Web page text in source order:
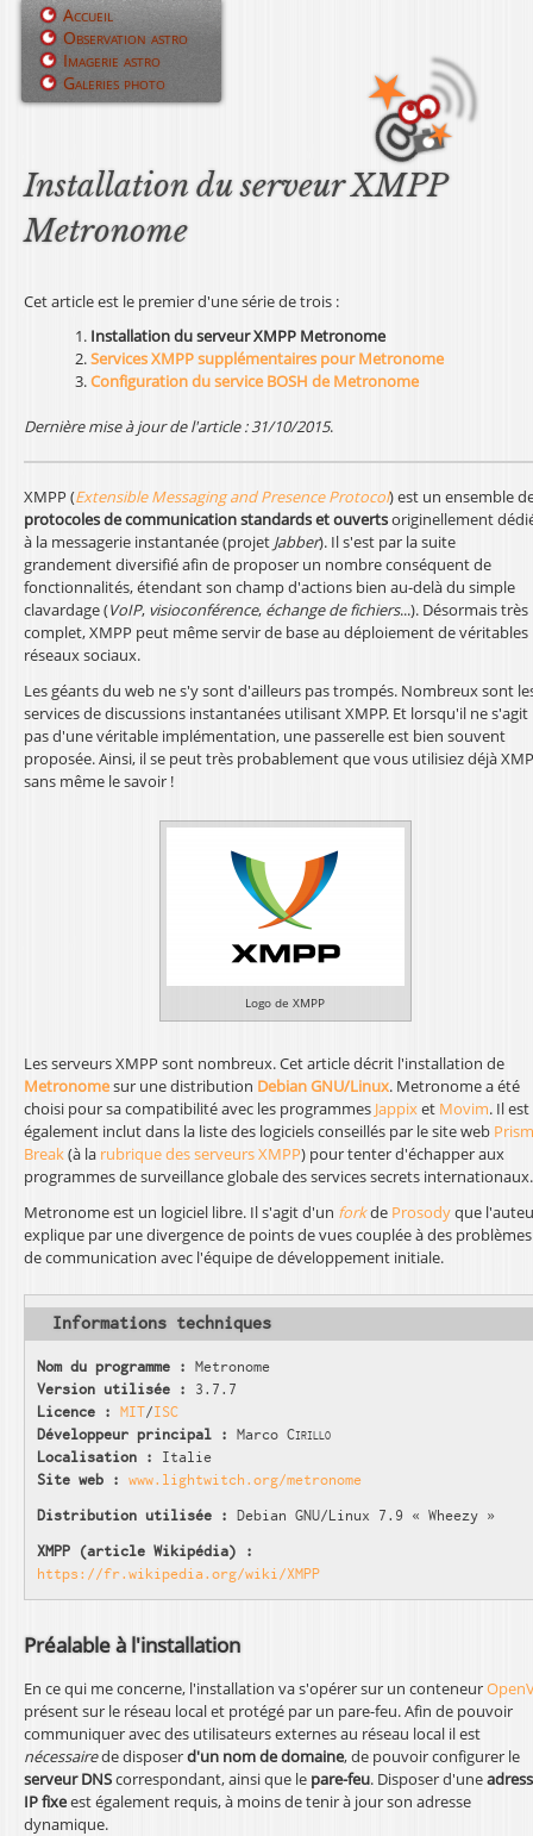
Jump to navigation
Installation du serveur XMPP
Metronome
Cet article est le premier d'une série de trois :
Installation du serveur XMPP Metronome
Services XMPP supplémentaires pour Metronome
Configuration du service BOSH de Metronome
Dernière mise à jour de l'article : 31/10/2015.
XMPP (Extensible Messaging and Presence Protocol) est un ensemble
protocoles de communication standards et ouvertsoriginellement
à la messagerie instantanée (projet Jabber). Il s'est par la suite
grandement diversifié afin de proposer un nombre conséquent de
fonctionnalités, étendant son champ d'actions bien au-delà du simple
clavardage (VoIP, visioconférence, échange de fichiers...). Désormais très
complet, XMPP peut même servir de base au déploiement de véritables
réseaux sociaux.
Les géants du web ne s'y sont d'ailleurs pas trompés. Nombreux sont
services de discussions instantanées utilisant XMPP. Et lorsqu'il ne s'agit
pas d'une véritable implémentation, une passerelle est bien souvent
proposée. Ainsi, il se peut très probablement que vous utilisiez déjà
sans même le savoir !
Logo de XMPP
Les serveurs XMPP sont nombreux. Cet article décrit l'installation de
Metronomesur une distribution Debian GNU/Linux. Metronome a été
choisi pour sa compatibilité avec les programmes Jappixet Movim. Il est
également inclut dans la liste des logiciels conseillés par le site web Prism
Break(à la rubrique des serveurs XMPP) pour tenter d'échapper aux
programmes de surveillance globale des services secrets internationaux.
Metronome est un logiciel libre. Il s'agit d'un forkde Prosodyque
explique par une divergence de points de vues couplée à des problèmes
de communication avec l'équipe de développement initiale.
Informations techniques
Nom du programme : Metronome
Version utilisée :
3.7.7
Licence :
MIT/ISC
Développeur principal : MarcoCirillo
Localisation :
Italie
Site web :
www.lightwitch.org/metronome
Distribution utilisée : Debian GNU/Linux 7.9 « Wheezy »
XMPP (article Wikipédia) :
https://fr.wikipedia.org/wiki/XMPP
Préalable à l'installation
En ce qui me concerne, l'installation va s'opérer sur un conteneur
présent sur le réseau local et protégé par un pare-feu. Afin de pouvoir
communiquer avec des utilisateurs externes au réseau local il est
nécessairede disposerd'un nom de domaine, de pouvoir configurer le
serveur DNScorrespondant, ainsi que le pare-feu. Disposer d'une
IP fixeest également requis, à moins de tenir à jour son adresse
dynamique.
M
u
p
i
i
a
l
Accueil
Observation astro
Imagerie astro
Galeries photo